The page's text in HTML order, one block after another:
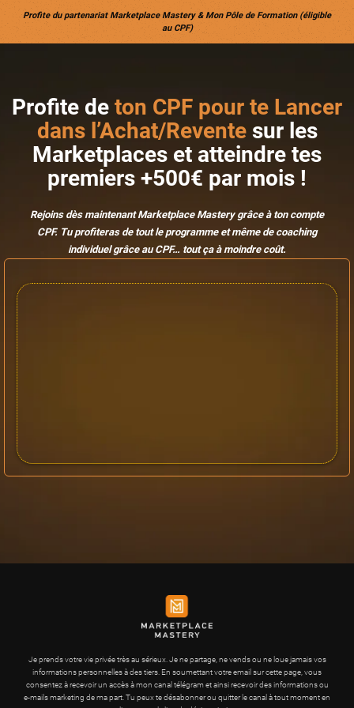
Profite du partenariat Marketplace Mastery & Mon Pôle de Formation (éligible
au CPF)
Profite de ton CPF pour te Lancer
dans l’Achat/Reventesur les
Marketplaces et atteindre tes
premiers +500€ par mois !
Rejoins dès maintenant Marketplace Mastery grâce à ton compte
CPF. Tu profiteras de tout le programme et même de coaching
individuel grâce au CPF… tout ça à moindre coût.
Je prends votre vie privée très au sérieux. Je ne partage, ne vends ou ne loue jamais vos
informations personnelles à des tiers. En soumettant votre email sur cette page, vous
consentez à recevoir un accès à mon canal télégram et ainsi recevoir des informations ou
e-mails marketing de ma part. Tu peux te désabonner ou quitter le canal à tout moment en